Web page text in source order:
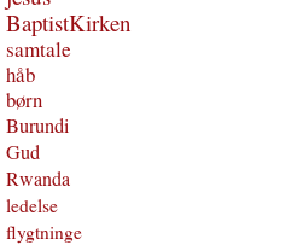
BaptistKirken
samtale
håb
børn
Burundi
Gud
Rwanda
ledelse
flygtninge